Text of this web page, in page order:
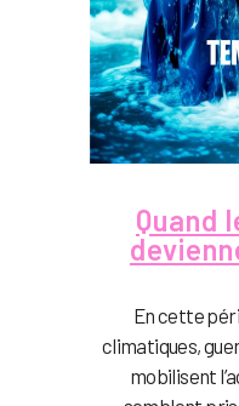
Quand
En cette
climatiques,
mobilisent